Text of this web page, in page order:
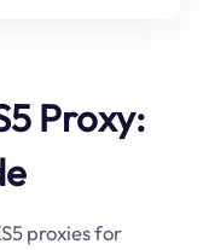
Proxy:
proxies for